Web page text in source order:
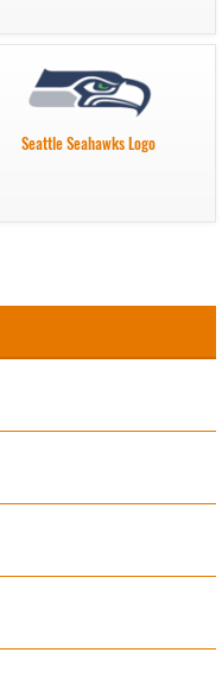
Seattle Seahawks Logo